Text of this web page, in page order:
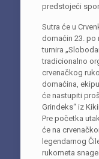
predstojeći
Sutra će u
domaćin 23. po
turnira
tradicionalno
crvenačkog
domaćina,
će nastupiti
Grindeks“ iz
Pre početka
će na
legendarnog
rukometa